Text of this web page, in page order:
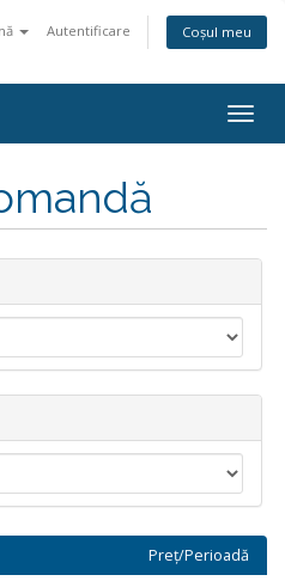
Autentificare Coșul meu
Preț/Perioadă